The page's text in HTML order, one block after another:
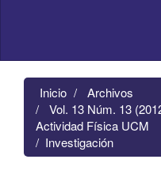
Inicio
Archivos
Vol. 13 Núm. 13
Actividad Física UCM
Investigación